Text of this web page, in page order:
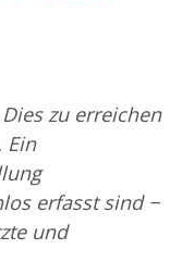
zu erreichen
Ein
erfasst sind −
und